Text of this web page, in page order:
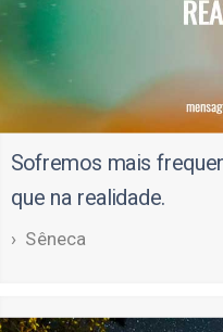
Sofremos mais
que na realidade.
Sêneca